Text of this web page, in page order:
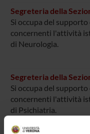
Segreteria della
Si occupa del
concernenti l'attività
di Neurologia.
Segreteria della
Si occupa del
concernenti l'attività
di Psichiatria.